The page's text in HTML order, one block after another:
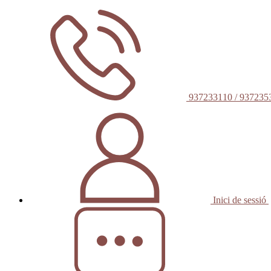
937233110 /
Inici de sessió